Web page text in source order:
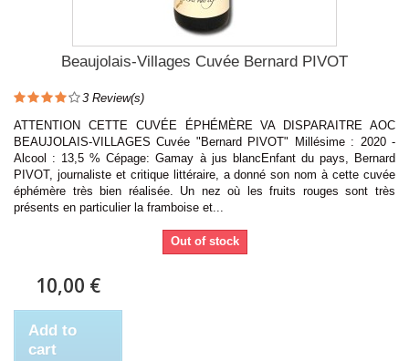
Beaujolais-Villages Cuvée Bernard PIVOT
3 Review(s)
ATTENTION CETTE CUVÉE ÉPHÉMÈRE VA DISPARAITRE AOC
BEAUJOLAIS-VILLAGES Cuvée "Bernard PIVOT" Millésime : 2020 -
Alcool : 13,5 % Cépage: Gamay à jus blancEnfant du pays, Bernard
PIVOT, journaliste et critique littéraire, a donné son nom à cette cuvée
éphémère très bien réalisée. Un nez où les fruits rouges sont très
présents en particulier la framboise et...
Out of stock
10,00 €
Add to
cart